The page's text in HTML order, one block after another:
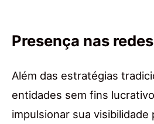
Presença nas
Além das estratégias
entidades sem fins
impulsionar sua visibilidade